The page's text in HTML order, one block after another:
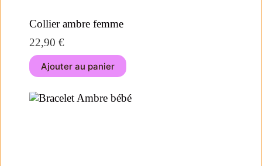
Collier ambre femme
22,90 €
Ajouter au panier